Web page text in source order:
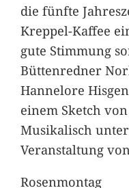
die fünfte
Kreppel-Kaffee
gute Stimmung
Büttenredner
Hannelore
einem Sketch
Musikalisch
Veranstaltung
Rosenmontag